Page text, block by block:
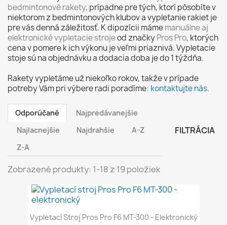
bedmintonové rakety, prípadne pre tých, ktorí pôsobíte v
niektorom z bedmintonových klubov a vypletanie rakiet je
pre vás denná záležitosť. K dipozícii mámemanuálne aj
elektronické vypletacie strojeod značkyPros Pro, ktorých
cena v pomere k ich výkonu je veľmi priaznivá. Vypletacie
stoje sú na objednávku a dodacia doba je do 1 týždňa.
Rakety vypletáme už niekoľko rokov, takže v prípade
potreby Vám pri výbere radi poradíme: kontaktujte nás.
Odporúčané
Najpredávanejšie
Najlacnejšie
Najdrahšie
A-Z
Z-A
FILTRÁCIA
Zobrazené produkty: 1-18 z 19 položiek
Vypletací Stroj Pros Pro F6 MT-300 - Elektronický